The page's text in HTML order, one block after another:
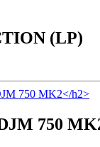
(LP)
750